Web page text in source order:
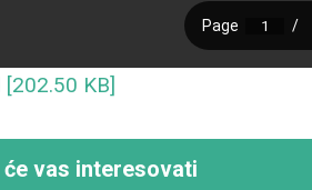
KB]
će vas interesovati